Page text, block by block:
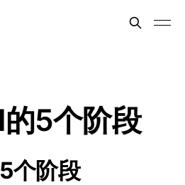
5个阶段
个阶段